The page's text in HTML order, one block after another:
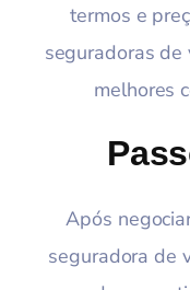
termos e
seguradoras de
melhores
Após
seguradora de